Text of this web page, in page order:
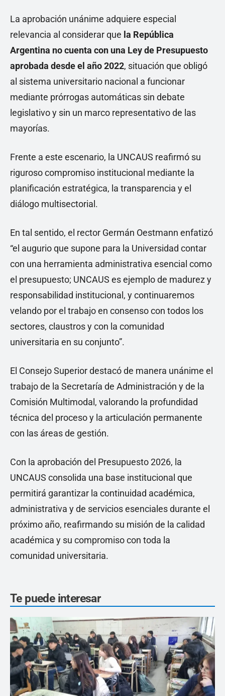
La aprobación unánime adquiere especial
relevancia al considerar que la República
Argentina no cuenta con una Ley de Presupuesto
aprobada desde el año 2022, situación que obligó
al sistema universitario nacional a funcionar
mediante prórrogas automáticas sin debate
legislativo y sin un marco representativo de las
mayorías.
Frente a este escenario, la UNCAUS reafirmó su
riguroso compromiso institucional mediante la
planificación estratégica, la transparencia y el
diálogo multisectorial.
En tal sentido, el rector Germán Oestmann enfatizó
“el augurio que supone para la Universidad contar
con una herramienta administrativa esencial como
el presupuesto; UNCAUS es ejemplo de madurez y
responsabilidad institucional, y continuaremos
velando por el trabajo en consenso con todos los
sectores, claustros y con la comunidad
universitaria en su conjunto”.
El Consejo Superior destacó de manera unánime el
trabajo de la Secretaría de Administración y de la
Comisión Multimodal, valorando la profundidad
técnica del proceso y la articulación permanente
con las áreas de gestión.
Con la aprobación del Presupuesto 2026, la
UNCAUS consolida una base institucional que
permitirá garantizar la continuidad académica,
administrativa y de servicios esenciales durante el
próximo año, reafirmando su misión de la calidad
académica y su compromiso con toda la
comunidad universitaria.
Te puede interesar